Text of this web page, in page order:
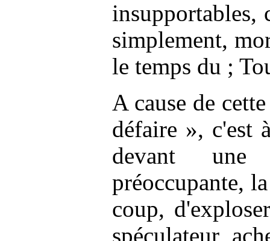
insupportables,
simplement,
le temps du ;
A cause de
défaire », c'est
devant une
préoccupante,
coup,
spéculateur